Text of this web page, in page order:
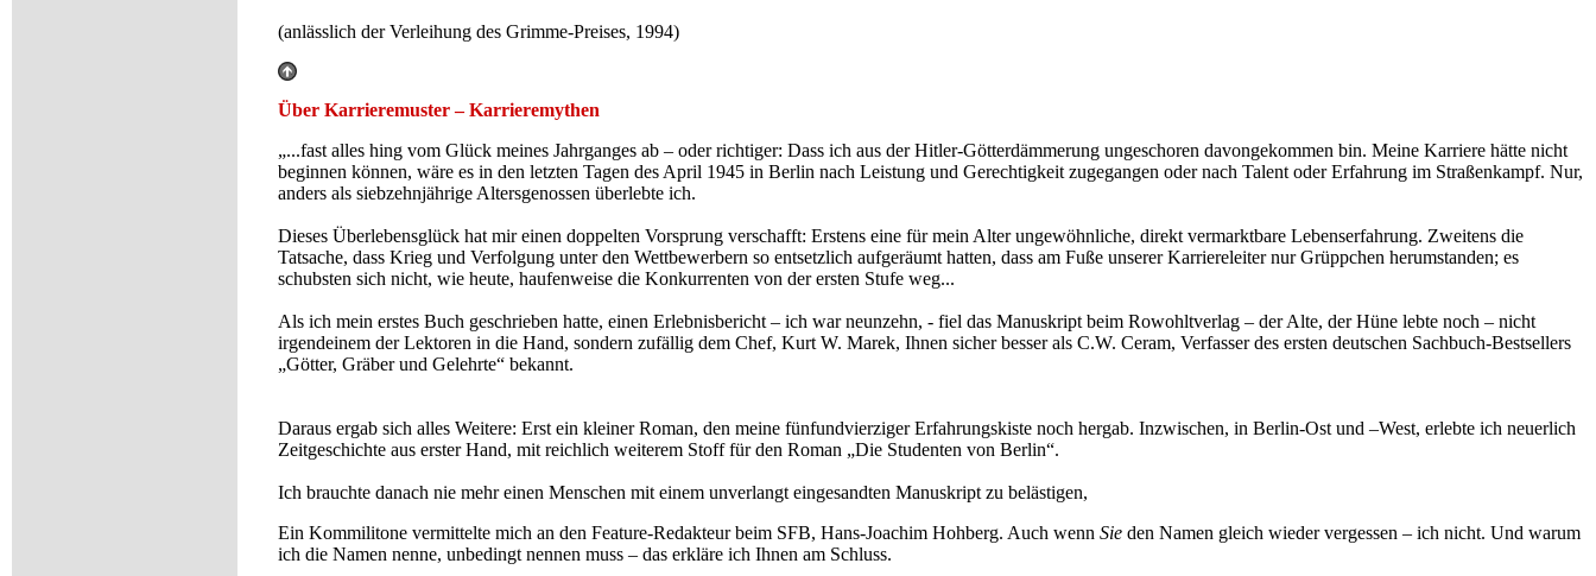
(anlässlich der Verleihung des Grimme-Preises, 1994)
Über Karrieremuster – Karrieremythen
„...fast alles hing vom Glück meines Jahrganges ab – oder richtiger: Dass ich aus der Hitler-Götterdämmerung ungeschoren davongekommen bin. Meine Karriere hätte nicht
beginnen können, wäre es in den letzten Tagen des April 1945 in Berlin nach Leistung und Gerechtigkeit zugegangen oder nach Talent oder Erfahrung im Straßenkampf. Nur,
anders als siebzehnjährige Altersgenossen überlebte ich.
Dieses Überlebensglück hat mir einen doppelten Vorsprung verschafft: Erstens eine für mein Alter ungewöhnliche, direkt vermarktbare Lebenserfahrung. Zweitens die
Tatsache, dass Krieg und Verfolgung unter den Wettbewerbern so entsetzlich aufgeräumt hatten, dass am Fuße unserer Karriereleiter nur Grüppchen herumstanden; es
schubsten sich nicht, wie heute, haufenweise die Konkurrenten von der ersten Stufe weg...
Als ich mein erstes Buch geschrieben hatte, einen Erlebnisbericht – ich war neunzehn, - fiel das Manuskript beim Rowohltverlag – der Alte, der Hüne lebte noch – nicht
irgendeinem der Lektoren in die Hand, sondern zufällig dem Chef, Kurt W. Marek, Ihnen sicher besser als C.W. Ceram, Verfasser des ersten deutschen Sachbuch-Bestsellers
„Götter, Gräber und Gelehrte“ bekannt.
Daraus ergab sich alles Weitere: Erst ein kleiner Roman, den meine fünfundvierziger Erfahrungskiste noch hergab. Inzwischen, in Berlin-Ost und –West, erlebte ich neuerlich
Zeitgeschichte aus erster Hand, mit reichlich weiterem Stoff für den Roman „Die Studenten von Berlin“.
Ich brauchte danach nie mehr einen Menschen mit einem unverlangt eingesandten Manuskript zu belästigen,
Ein Kommilitone vermittelte mich an den Feature-Redakteur beim SFB, Hans-Joachim Hohberg. Auch wenn Sie den Namen gleich wieder vergessen – ich nicht. Und warum
ich die Namen nenne, unbedingt nennen muss – das erkläre ich Ihnen am Schluss.